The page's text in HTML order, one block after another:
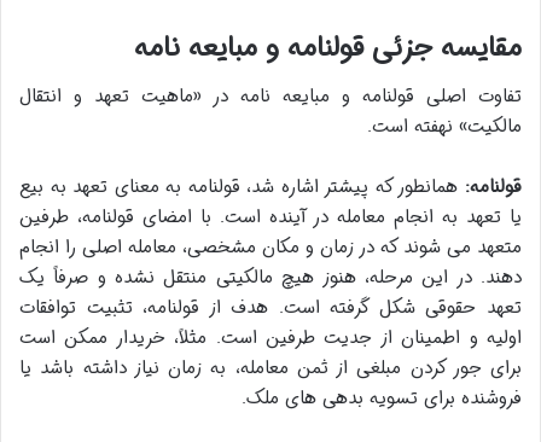
مقایسه جزئی قولنامه و مبایعه نامه
تفاوت اصلی قولنامه و مبایعه نامه در «ماهیت تعهد و انتقال
مالکیت» نهفته است.
قولنامه: همانطور که پیشتر اشاره شد، قولنامه به معنای تعهد به بیع
یا تعهد به انجام معامله در آینده است. با امضای قولنامه، طرفین
متعهد می شوند که در زمان و مکان مشخصی، معامله اصلی را انجام
دهند. در این مرحله، هنوز هیچ مالکیتی منتقل نشده و صرفاً یک
تعهد حقوقی شکل گرفته است. هدف از قولنامه، تثبیت توافقات
اولیه و اطمینان از جدیت طرفین است. مثلاً، خریدار ممکن است
برای جور کردن مبلغی از ثمن معامله، به زمان نیاز داشته باشد یا
فروشنده برای تسویه بدهی های ملک.